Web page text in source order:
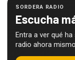
SORDERA RADIO
Escucha
Entra a ver qué
radio ahora